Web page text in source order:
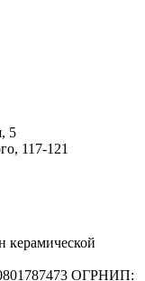
5
117-121
керамической
ОГРНИП: